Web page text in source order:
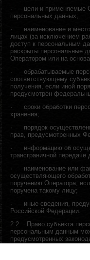
· цели и применяемые
персональных данных;
· наименование и
лицах (за исключением
доступ к персональным
раскрыты персональные
Оператором или на
·обрабатываемые
соответствующему
получения, если иной
предусмотрен
·сроки обработки
хранения;
· порядок
прав, предусмотренных
· информацию об
трансграничной передаче
· наименование или
осуществляющего
поручению Оператора,
поручена такому лицу;
· иные сведения,
Российской Федерации.
2.2.
Право субъекта
персональным данным
предусмотренных